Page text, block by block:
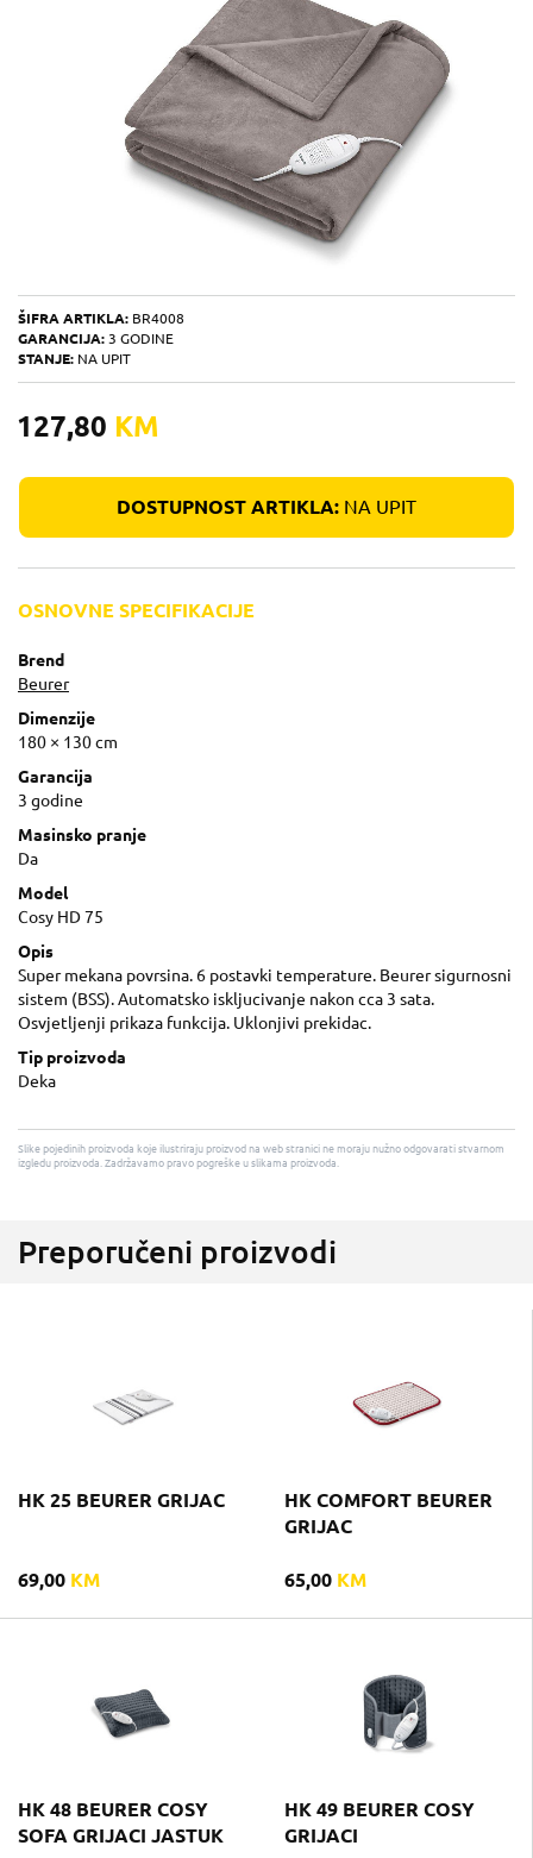
ŠIFRA ARTIKLA: BR4008
GARANCIJA: 3 GODINE
STANJE: NA UPIT
127,80 KM
DOSTUPNOST ARTIKLA: NA UPIT
OSNOVNE SPECIFIKACIJE
Brend
Beurer
Dimenzije
180 × 130 cm
Garancija
3 godine
Masinsko pranje
Da
Model
Cosy HD 75
Opis
Super mekana povrsina. 6 postavki temperature. Beurer sigurnosni
sistem (BSS). Automatsko iskljucivanje nakon cca 3 sata.
Osvjetljenji prikaza funkcija. Uklonjivi prekidac.
Tip proizvoda
Deka
Slike pojedinih proizvoda koje ilustriraju proizvod na web stranici ne moraju nužno odgovarati stvarnom
izgledu proizvoda. Zadržavamo pravo pogreške u slikama proizvoda.
Preporučeni proizvodi
HK 25 BEURER GRIJAC
69,00 KM
HK COMFORT BEURER
GRIJAC
65,00 KM
HK 48 BEURER COSY
SOFA GRIJACI JASTUK
HK 49 BEURER COSY
GRIJACI